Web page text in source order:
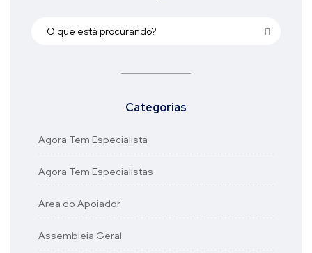
Categorias
Agora Tem Especialista
Agora Tem Especialistas
Área do Apoiador
Assembleia Geral